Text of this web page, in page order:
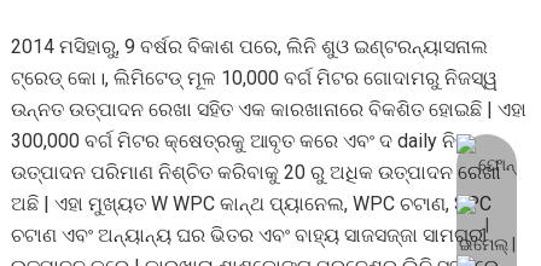
2014 ମସିହାରୁ, 9 ବର୍ଷର ବିକାଶ ପରେ, ଲିନି ଶୁଓ ଇଣ୍ଟରନ୍ୟାସନାଲ
ଟ୍ରେଡ୍ କୋ।, ଲିମିଟେଡ୍ ମୂଳ 10,000 ବର୍ଗ ମିଟର ଗୋଦାମରୁ ନିଜସ୍ୱ
ଉନ୍ନତ ଉତ୍ପାଦନ ରେଖା ସହିତ ଏକ କାରଖାନାରେ ବିକଶିତ ହୋଇଛି | ଏହା
300,000 ବର୍ଗ ମିଟର କ୍ଷେତ୍ରକୁ ଆବୃତ କରେ ଏବଂ ଦ daily ନିକ
ଉତ୍ପାଦନ ପରିମାଣ ନିଶ୍ଚିତ କରିବାକୁ 20 ରୁ ଅଧିକ ଉତ୍ପାଦନ ରେଖା
ଅଛି | ଏହା ମୁଖ୍ୟତ W WPC କାନ୍ଥ ପ୍ୟାନେଲ, WPC ଚଟାଣ, SPC
ଚଟାଣ ଏବଂ ଅନ୍ୟାନ୍ୟ ଘର ଭିତର ଏବଂ ବାହ୍ୟ ସାଜସଜ୍ଜା ସାମଗ୍ରୀ